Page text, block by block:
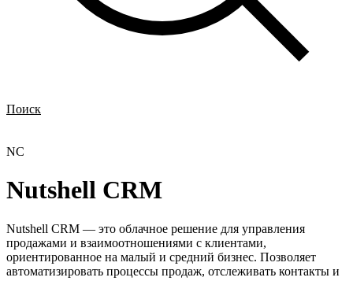
Поиск
NC
Nutshell CRM
Nutshell CRM — это облачное решение для управления
продажами и взаимоотношениями с клиентами,
ориентированное на малый и средний бизнес. Позволяет
автоматизировать процессы продаж, отслеживать контакты и